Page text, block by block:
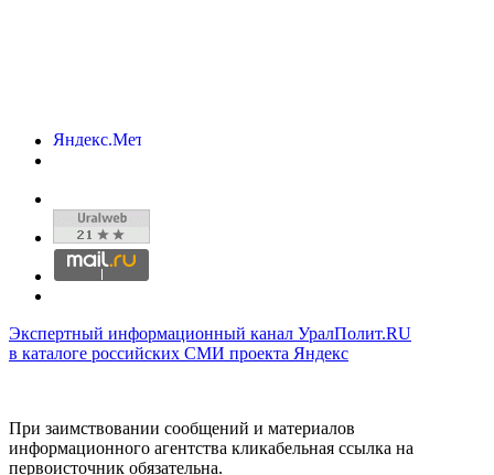
Экспертный информационный канал УралПолит.RU
в каталоге российских СМИ проекта Яндекс
При заимствовании сообщений и материалов
информационного агентства кликабельная ссылка на
первоисточник обязательна.